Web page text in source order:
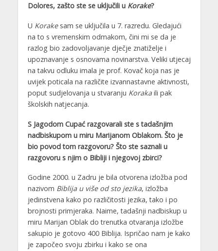
Dolores, zašto ste se uključili u Korake?
U Korakesam se uključila u 7. razredu. Gledajući
na to s vremenskim odmakom, čini mi se da je
razlog bio zadovoljavanje dječje znatiželje i
upoznavanje s osnovama novinarstva. Veliki utjecaj
na takvu odluku imala je prof. Kovač koja nas je
uvijek poticala na različite izvannastavne aktivnosti,
poput sudjelovanja u stvaranju Korakaili pak
školskih natjecanja.
S Jagodom Cupać razgovarali ste s tadašnjim
nadbiskupom u miru Marijanom Oblakom. Što je
bio povod tom razgovoru? Što ste saznali u
razgovoru s njim o Bibliji i njegovoj zbirci?
Godine 2000. u Zadru je bila otvorena izložba pod
nazivom Biblija u više od sto jezika, izložba
jedinstvena kako po različitosti jezika, tako i po
brojnosti primjeraka. Naime, tadašnji nadbiskup u
miru Marijan Oblak do trenutka otvaranja izložbe
sakupio je gotovo 400 Biblija. Ispričao nam je kako
je započeo svoju zbirku i kako se ona